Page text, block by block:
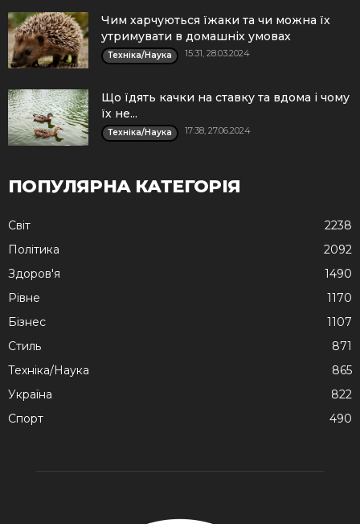
Чим харчуються їжаки та чи можна їх
утримувати в домашніх умовах
Техніка/Наука 15:31, 28.03.2024
Що їдять качки на ставку та вдома і чому
їх не...
Техніка/Наука 17:38, 27.06.2024
ПОПУЛЯРНА КАТЕГОРІЯ
Cвіт
2238
Політика
2092
Здоров'я
1490
Рівне
1170
Бізнес
1107
Стиль
871
Техніка/Наука
865
Україна
822
Спорт
490